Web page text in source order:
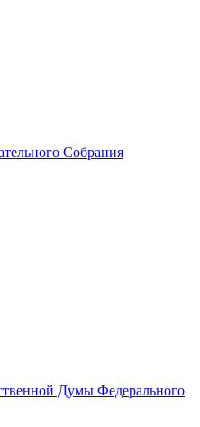
Собрания
Думы Федерального